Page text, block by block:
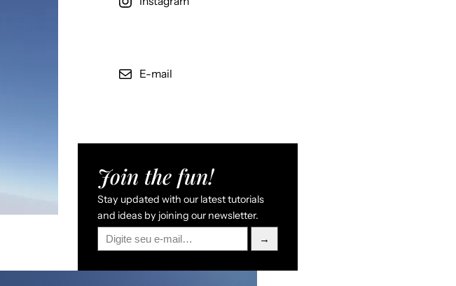
E-mail
Join the fun!
Stay updated with our latest tutorials
and ideas by joining our newsletter.
→